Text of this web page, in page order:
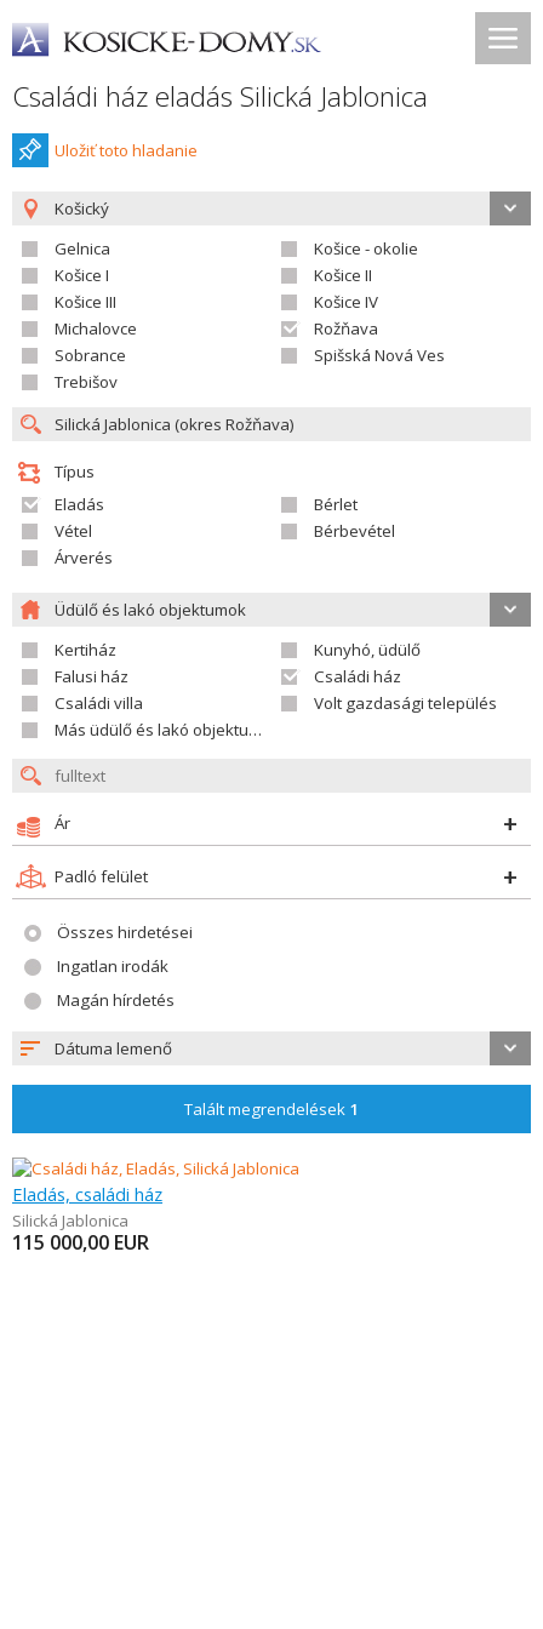
Családi ház eladás Silická Jablonica
Uložiť toto hladanie
Košický
Gelnica
Košice - okolie
Košice I
Košice II
Košice III
Košice IV
Michalovce
Rožňava
Sobrance
Spišská Nová Ves
Trebišov
Típus
Eladás
Bérlet
Vétel
Bérbevétel
Árverés
Üdülő és lakó objektumok
Kertiház
Kunyhó, üdülő
Falusi ház
Családi ház
Családi villa
Volt gazdasági település
Más üdülő és lakó objektumok
Ár
Padló felület
Összes hirdetései
Ingatlan irodák
Magán hírdetés
Dátuma lemenő
Talált megrendelések 1
Eladás, családi ház
Silická Jablonica
115 000,00 EUR